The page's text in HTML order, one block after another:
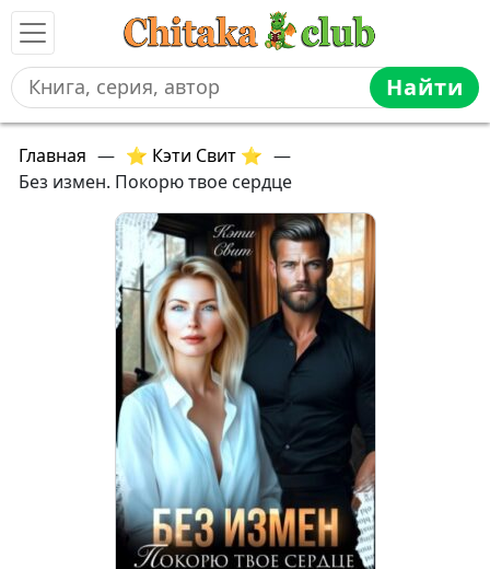
Найти
Главная — ⭐ Кэти Свит ⭐ —
Без измен. Покорю твое сердце